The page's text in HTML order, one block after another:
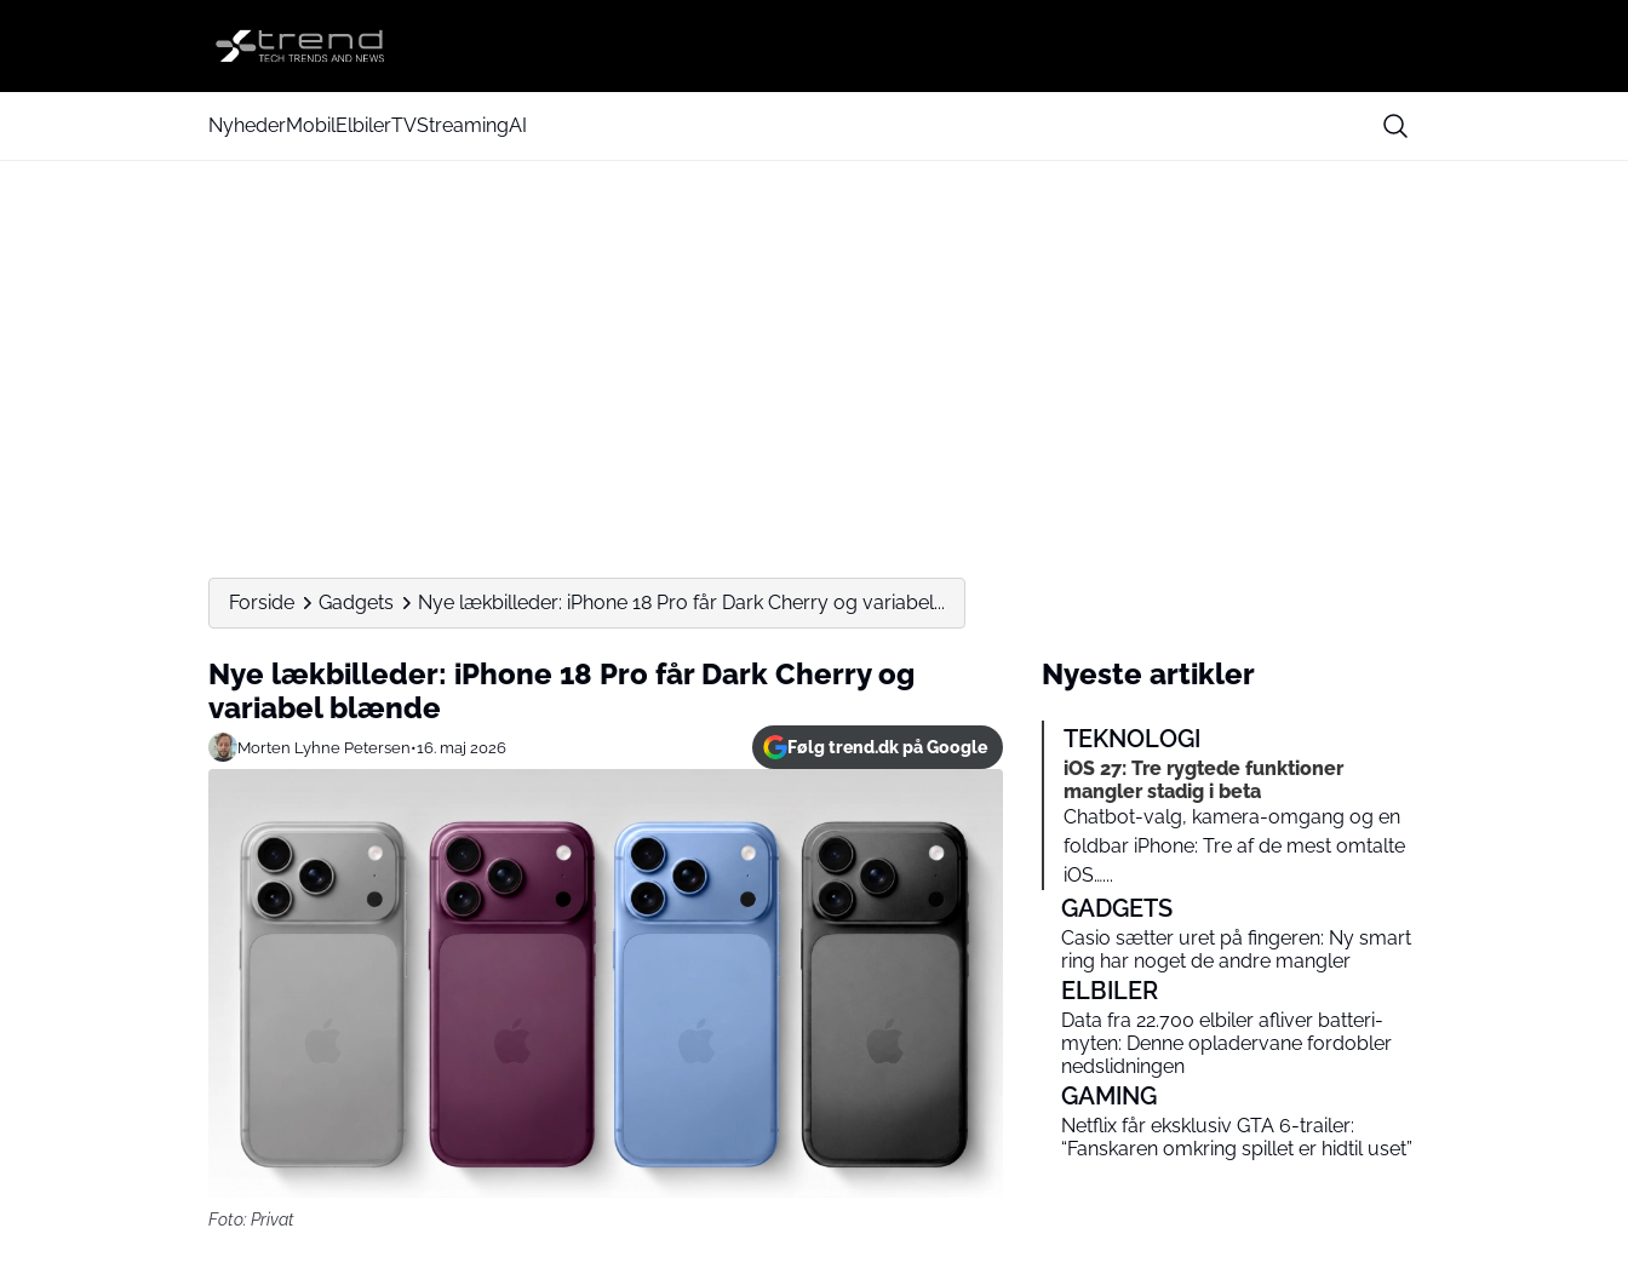
NyhederMobilElbilerTVStreamingAI
Forside Gadgets Nye lækbilleder: iPhone 18 Pro får Dark Cherry og variabel...
Nye lækbilleder: iPhone 18 Pro får Dark Cherry og
variabel blænde
Morten Lyhne Petersen•16. maj 2026 Følg trend.dk på Google
Foto: Privat
Nyeste artikler
TEKNOLOGI
iOS 27: Tre rygtede funktioner
mangler stadig i beta
Chatbot-valg, kamera-omgang og en
foldbar iPhone: Tre af de mest omtalte
iOS…...
GADGETS
Casio sætter uret på fingeren: Ny smart
ring har noget de andre mangler
ELBILER
Data fra 22.700 elbiler afliver batteri-
myten: Denne opladervane fordobler
nedslidningen
GAMING
Netflix får eksklusiv GTA 6-trailer:
“Fanskaren omkring spillet er hidtil uset”